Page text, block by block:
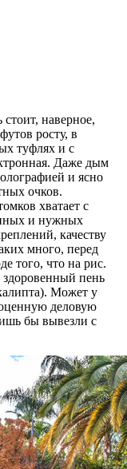
стоит, наверное,
росту, в
туфлях и с
Даже дым
и ясно
очков.
хватает с
и нужных
качеству
много, перед
того, что на рис.
пень
Может у
деловую
бы вывезли с